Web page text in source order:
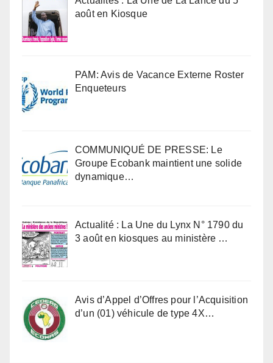
août en Kiosque
PAM: Avis de Vacance Externe Roster
Enqueteurs
COMMUNIQUÉ DE PRESSE: Le
Groupe Ecobank maintient une solide
dynamique…
Actualité : La Une du Lynx N° 1790 du
3 août en kiosques au ministère …
Avis d’Appel d’Offres pour l’Acquisition
d’un (01) véhicule de type 4X…